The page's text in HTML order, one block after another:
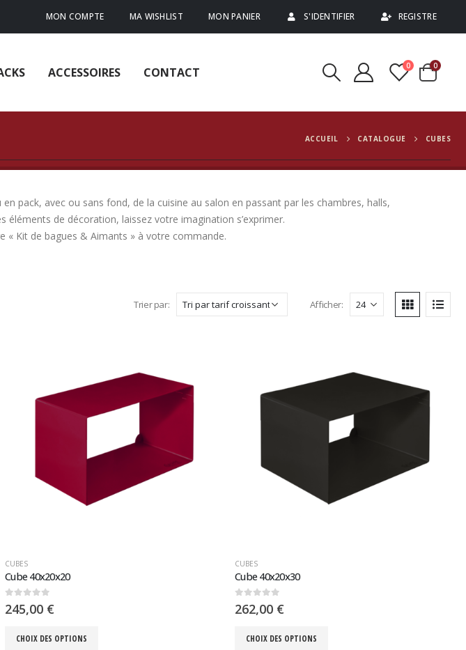
MON COMPTE MA WISHLIST MON PANIER S'IDENTIFIER REGISTRE
ACCESSOIRES CONTACT 0 0
ACCUEIL CATALOGUE CUBES
pack, avec ou sans fond, de la cuisine au salon en passant par les chambres, halls,
de décoration, laissez votre imagination s’exprimer.
« Kit de bagues & Aimants » à votre commande.
Trier par: Afficher:
CUBES
Cube 40x20x20
0sur 5
245,00 €
CHOIX DES OPTIONS
CUBES
Cube 40x20x30
0sur 5
262,00 €
CHOIX DES OPTIONS